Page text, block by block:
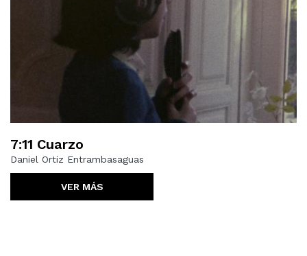
7:11 Cuarzo
Daniel Ortiz Entrambasaguas
VER MÁS